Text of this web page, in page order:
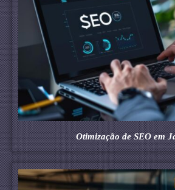
Otimização de SEO em